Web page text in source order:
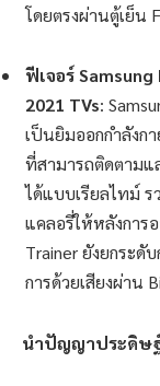
โดยตรงผ่านตู้เย็น
ฟีเจอร์
2021 TVs:
เป็นยิมออกกำลังก
ที่สามารถติดตามแ
ได้แบบเรียลไทม์
แคลอรี่ให้หลังการ
Trainer ยังยกระดั
การด้วยเสียงผ่าน
นำปัญญาประดิษ